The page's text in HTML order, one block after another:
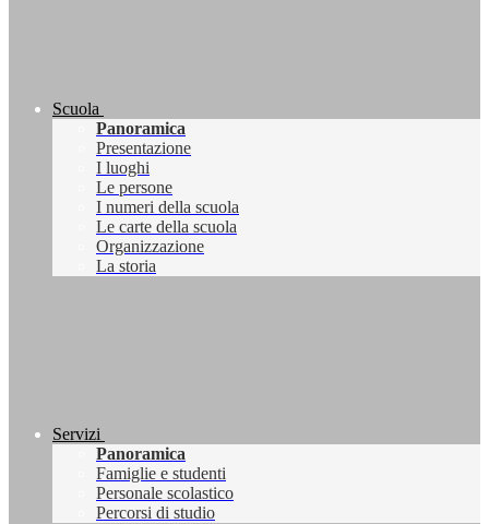
Scuola
Panoramica
Presentazione
I luoghi
Le persone
I numeri della scuola
Le carte della scuola
Organizzazione
La storia
Servizi
Panoramica
Famiglie e studenti
Personale scolastico
Percorsi di studio